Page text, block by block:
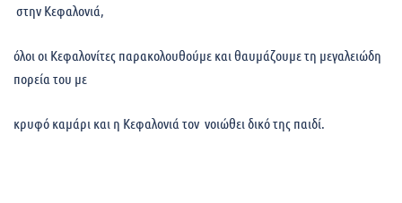
στην Κεφαλονιά,
όλοι οι Κεφαλονίτες παρακολουθούμε και θαυμάζουμε τη μεγαλειώδη
πορεία του με
κρυφό καμάρι και η Κεφαλονιά τον νοιώθει δικό της παιδί.